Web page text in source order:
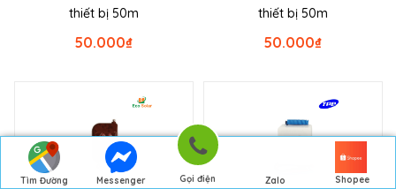
Tìm Đường
Messenger Gọi điện Zalo Shopee
thiết bị 50m
₫
50.000
thiết bị 50m
₫
50.000